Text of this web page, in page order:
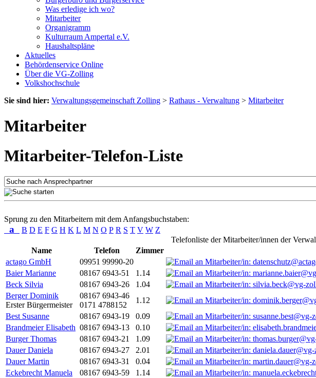
Was erledige ich wo?
Mitarbeiter
Organigramm
Kulturraum Ampertal e.V.
Haushaltspläne
Aktuelles
Behördenservice Online
Über die VG-Zolling
Volkshochschule
Sie sind hier: Verwaltungsgemeinschaft Zolling > Rathaus - Verwaltung > Mitarbeiter
Mitarbeiter
Mitarbeiter-Telefon-Liste
Sprung zu den Mitarbeitern mit dem Anfangsbuchstaben:
a B D E F G H K L M N O P R S T V W Z
Telefonliste der Mitarbeiter/innen der
Name
Telefon Zimmer
actago GmbH
09951 99990-20
Baier Marianne
08167 6943-51 1.14
Beck Silvia
08167 6943-26 1.04
Berger Dominik
Erster Bürgermeister
08167 6943-46
0171 4788152
1.12
Best Susanne
08167 6943-19 0.09
Brandmeier Elisabeth 08167 6943-13 0.10
Burger Thomas
08167 6943-21 1.09
Dauer Daniela
08167 6943-27 2.01
Dauer Martin
08167 6943-31 0.04
Eckebrecht Manuela
08167 6943-59 1.14